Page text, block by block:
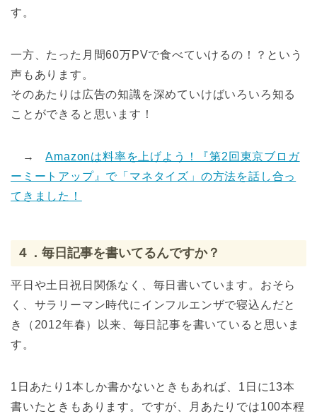
す。
一方、たった月間60万PVで食べていけるの！？という
声もあります。
そのあたりは広告の知識を深めていけばいろいろ知る
ことができると思います！
→Amazonは料率を上げよう！『第2回東京ブロガ
ーミートアップ』で「マネタイズ」の方法を話し合っ
てきました！
４．毎日記事を書いてるんですか？
平日や土日祝日関係なく、毎日書いています。おそら
く、サラリーマン時代にインフルエンザで寝込んだと
き（2012年春）以来、毎日記事を書いていると思いま
す。
1日あたり1本しか書かないときもあれば、1日に13本
書いたときもあります。ですが、月あたりでは100本程